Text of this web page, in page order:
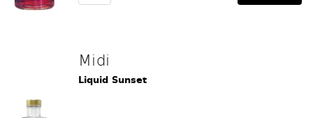
Midi
Liquid Sunset